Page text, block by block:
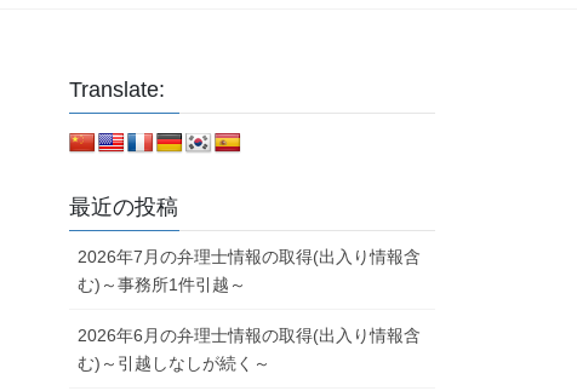
Translate:
最近の投稿
2026年7月の弁理士情報の取得(出入り情報含
む)～事務所1件引越～
2026年6月の弁理士情報の取得(出入り情報含
む)～引越しなしが続く～